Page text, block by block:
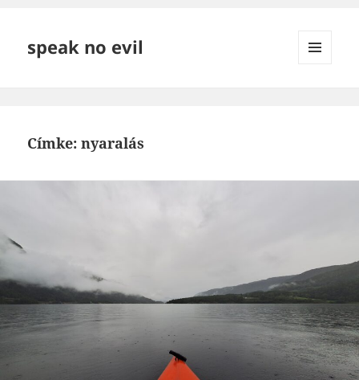
speak no evil
Címke:nyaralás